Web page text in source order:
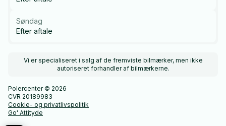
Søndag
Efter aftale
Vi er specialiseret i salg af de fremviste bilmærker, men ikke
autoriseret forhandler af bilmærkerne.
Polercenter © 2026
CVR 20189983
Cookie- og privatlivspolitik
Go' Attityde